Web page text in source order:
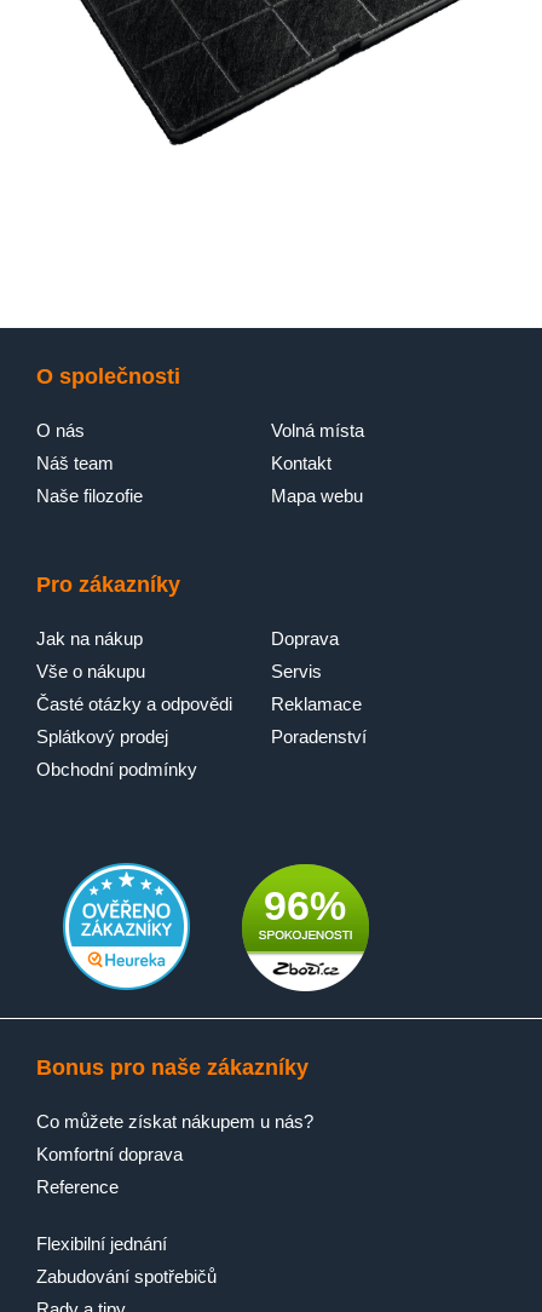
O společnosti
O nás
Náš team
Naše filozofie
Volná místa
Kontakt
Mapa webu
Pro zákazníky
Jak na nákup
Vše o nákupu
Časté otázky a odpovědi
Splátkový prodej
Obchodní podmínky
Doprava
Servis
Reklamace
Poradenství
96%
Bonus pro naše zákazníky
Co můžete získat nákupem u nás?
Komfortní doprava
Reference
Flexibilní jednání
Zabudování spotřebičů